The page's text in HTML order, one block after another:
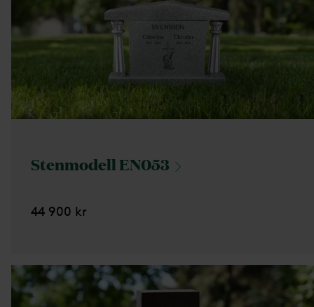
StenmodellEN053
44 900 kr